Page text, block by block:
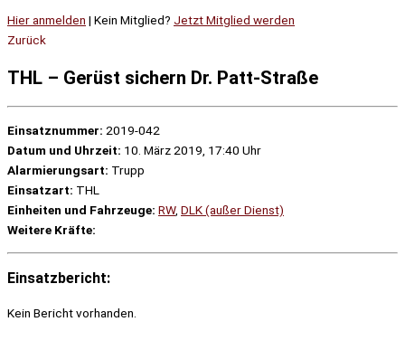
Hier anmelden | Kein Mitglied? Jetzt Mitglied werden
Zurück
THL – Gerüst sichern Dr. Patt-Straße
Einsatznummer: 2019-042
Datum und Uhrzeit: 10. März 2019, 17:40 Uhr
Alarmierungsart: Trupp
Einsatzart: THL
Einheiten und Fahrzeuge: RW, DLK (außer Dienst)
Weitere Kräfte:
Einsatzbericht:
Kein Bericht vorhanden.